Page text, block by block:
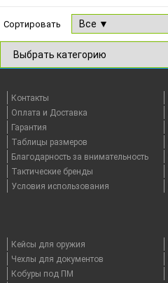
Сортировать
Контакты
Оплата и Доставка
Гарантия
Таблицы размеров
Благодарность за внимательность
Тактические бренды
Условия использования
Кейсы для оружия
Чехлы для документов
Кобуры под ПМ